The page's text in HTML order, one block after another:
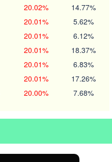
20.02% 14.77%
20.01% 5.62%
20.01% 6.12%
20.01% 18.37%
20.01% 6.83%
20.01% 17.26%
20.00% 7.68%